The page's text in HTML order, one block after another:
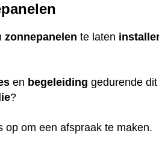
zonnepanelen te laten
en begeleiding gedurende
?
op om een afspraak te maken.